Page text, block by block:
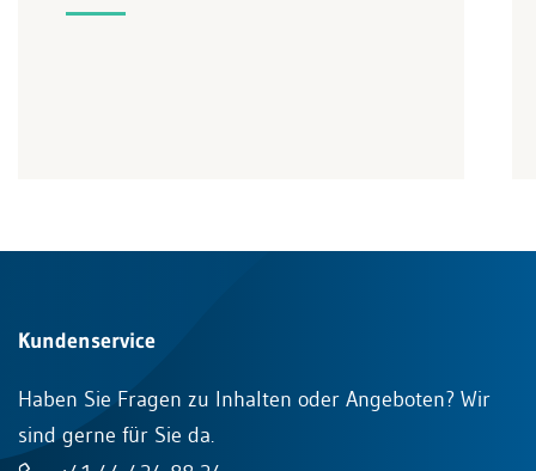
Kundenservice
Haben Sie Fragen zu Inhalten oder Angeboten? Wir
sind gerne für Sie da.